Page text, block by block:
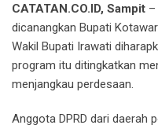
CATATAN.CO.ID, Sampit –
dicanangkan Bupati
Wakil Bupati Irawati
program itu ditingkatkan
menjangkau perdesaan.
Anggota DPRD dari daerah